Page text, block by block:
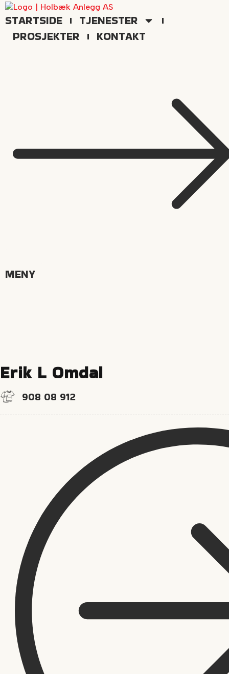
Skip
to
content
STARTSIDE
TJENESTER
PROSJEKTER
KONTAKT
MENY
Erik L Omdal
908 08 912